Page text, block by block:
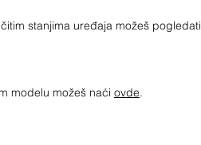
stanjima uređaja možeš pogledati
modelu možeš naći ovde.